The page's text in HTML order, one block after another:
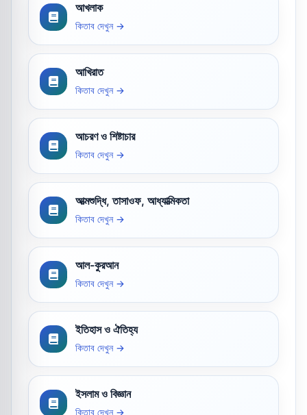
আখলাক
কিতাব দেখুন →
আখিরাত
কিতাব দেখুন →
আচরণ ও শিষ্টাচার
কিতাব দেখুন →
আত্মশুদ্ধি, তাসাওফ, আধ্যাত্মিকতা
কিতাব দেখুন →
আল-কুরআন
কিতাব দেখুন →
ইতিহাস ও ঐতিহ্য
কিতাব দেখুন →
ইসলাম ও বিজ্ঞান
কিতাব দেখুন →